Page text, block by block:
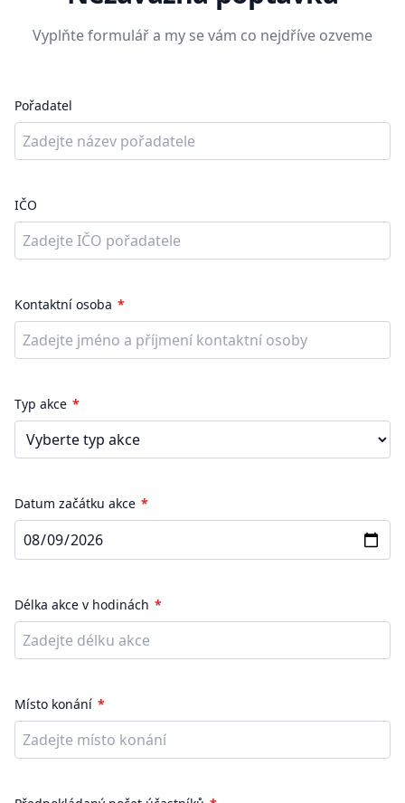
Vyplňte formulář a my se vám co nejdříve ozveme
Pořadatel
IČO
Kontaktní osoba
Typ akce
Datum začátku akce
Délka akce v hodinách
Místo konání